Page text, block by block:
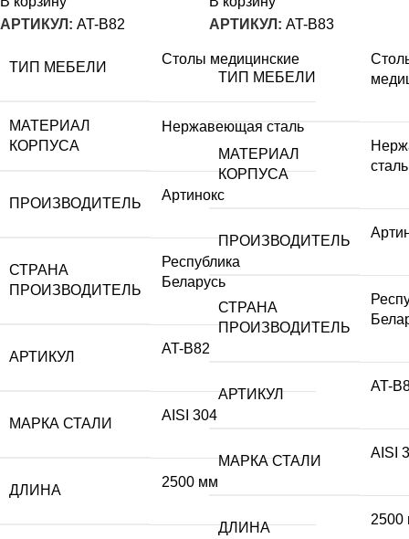
АРТИКУЛ: AT-B82
ТИП МЕБЕЛИ
Столы медицинские
МАТЕРИАЛ
КОРПУСА
Нержавеющая сталь
ПРОИЗВОДИТЕЛЬ
Артинокс
СТРАНА
ПРОИЗВОДИТЕЛЬ
Республика
Беларусь
АРТИКУЛ
AT-B82
МАРКА СТАЛИ
AISI 304
ДЛИНА
2500 мм
АРТИКУЛ: AT-B83
ТИП МЕБЕЛИ
МАТЕРИАЛ
КОРПУСА
сталь
ПРОИЗВОДИТЕЛЬ
СТРАНА
ПРОИЗВОДИТЕЛЬ
АРТИКУЛ
AT-
МАРКА СТАЛИ
AISI
ДЛИНА
2500